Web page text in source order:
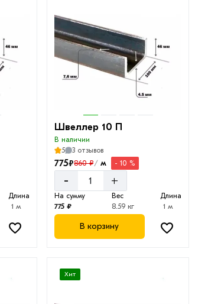
Длина
1 м
Швеллер 10 П
В наличии
5
3 отзывов
775₽860 ₽/ м - 10 %
- +
На сумму
775 ₽
Вес
8.59 кг
Длина
1 м
В корзину
Хит